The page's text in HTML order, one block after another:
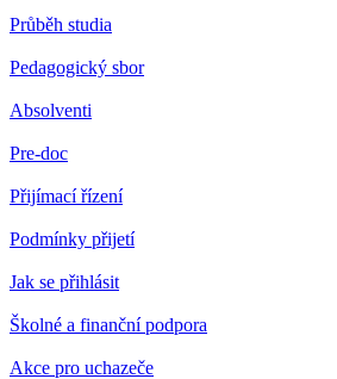
Průběh studia
Pedagogický sbor
Absolventi
Pre-doc
Přijímací řízení
Podmínky přijetí
Jak se přihlásit
Školné a finanční podpora
Akce pro uchazeče